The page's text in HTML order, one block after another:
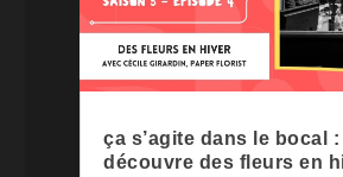
ça s’agite dans le bocal
découvre des fleurs en